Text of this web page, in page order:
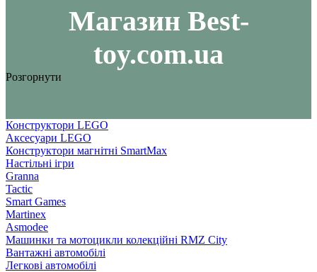
Maгазин Best-
toy.com.ua
Розгорнути
Конструктори LEGO
Аксесуари LEGO
Конструктори магнітні SmartMax
Настільні ігри
Granna
Tactic
Smart Games
Martinex
Asmodee
Машинки та мотоцикли колекційні RMZ City
Вантажні автомобілі
Легкові автомобілі